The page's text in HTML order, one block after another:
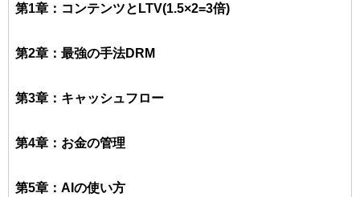
第1章：コンテンツとLTV(1.5×2=3倍)
第2章：最強の手法DRM
第3章：キャッシュフロー
第4章：お金の管理
第5章：AIの使い方